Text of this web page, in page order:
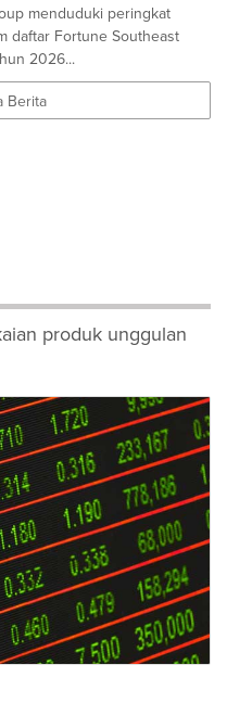
menduduki peringkat
daftar Fortune Southeast
2026...
Berita
produk unggulan